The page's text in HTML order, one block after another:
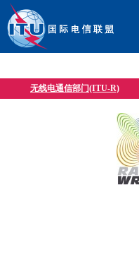
无线电通信部门(ITU-R)